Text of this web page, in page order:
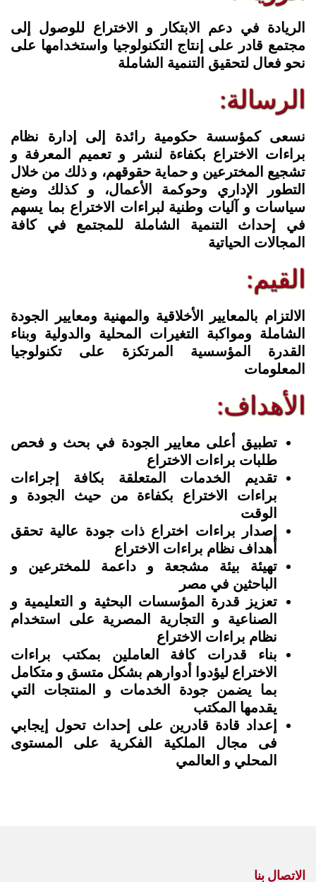
الريادة في دعم الابتكار و الاختراع للوصول إلى
مجتمع قادر على إنتاج التكنولوجيا واستخدامها على
نحو فعال لتحقيق التنمية الشاملة
الرسالة:
نسعى كمؤسسة حكومية رائدة إلى إدارة نظام
براءات الاختراع بكفاءة لنشر و تعميم المعرفة و
تشجيع المخترعين و حماية حقوقهم، و ذلك من خلال
التطور الإداري وحوكمة الأعمال، و كذلك وضع
سياسات و آليات وطنية لبراءات الاختراع بما يسهم
في إحداث التنمية الشاملة للمجتمع في كافة
المجالات الحياتية
القيم:
الالتزام بالمعايير الأخلاقية والمهنية ومعايير الجودة
الشاملة ومواكبة التغيرات المحلية والدولية وبناء
القدرة المؤسسية المرتكزة على تكنولوجيا
المعلومات
الأهداف:
تطبيق أعلى معايير الجودة في بحث و فحص
طلبات براءات الاختراع
تقديم الخدمات المتعلقة بكافة إجراءات
براءات الاختراع بكفاءة من حيث الجودة و
الوقت
إصدار براءات اختراع ذات جودة عالية تحقق
أهداف نظام براءات الاختراع
تهيئة بيئة مشجعة و داعمة للمخترعين و
الباحثين في مصر
تعزيز قدرة المؤسسات البحثية و التعليمية و
الصناعية و التجارية المصرية على استخدام
نظام براءات الاختراع
بناء قدرات كافة العاملين بمكتب براءات
الاختراع ليؤدوا أدوارهم بشكل متسق و متكامل
بما يضمن جودة الخدمات و المنتجات التي
يقدمها المكتب
إعداد قادة قادرين على إحداث تحول إيجابي
فى مجال الملكية الفكرية على المستوى
المحلي و العالمي
الاتصال بنا